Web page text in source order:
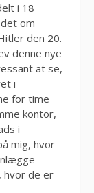
i 18
om
den 20.
denne nye
at se,
i
for time
kontor,
i
mig, hvor
hvor de er